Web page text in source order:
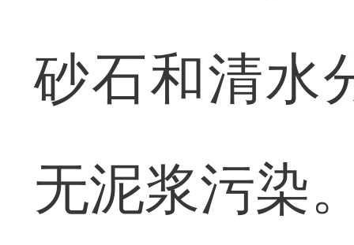
砂石和清水
无泥浆污染